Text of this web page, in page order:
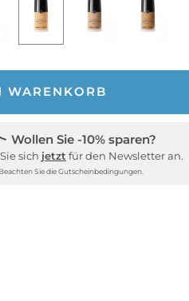
WARENKORB
Wollen Sie -10% sparen?
sich jetzt für den Newsletter an.
Beachten Sie die Gutscheinbedingungen.